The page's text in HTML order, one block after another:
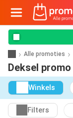
Alle promoties
Deksel promo
Winkels
Filters